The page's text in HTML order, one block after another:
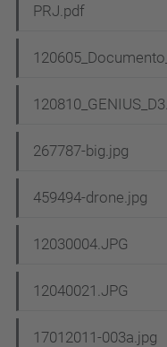
PRJ.pdf
267787-big.jpg
459494-drone.jpg
12030004.JPG
12040021.JPG
17012011-003a.jpg